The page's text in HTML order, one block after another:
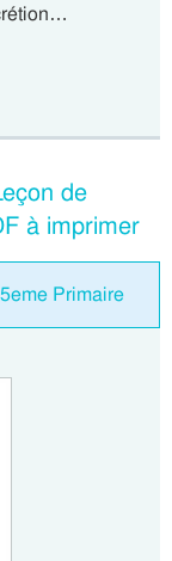
de
à imprimer
Primaire